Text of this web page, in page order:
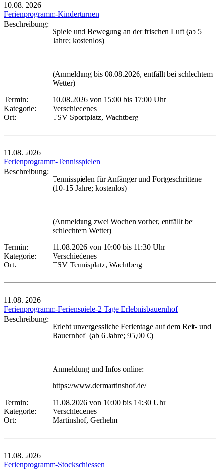
10.08. 2026
Ferienprogramm-Kinderturnen
Beschreibung:
Spiele und Bewegung an der frischen Luft (ab 5
Jahre; kostenlos)
(Anmeldung bis 08.08.2026, entfällt bei schlechtem
Wetter)
Termin:
10.08.2026 von 15:00 bis 17:00 Uhr
Kategorie:
Verschiedenes
Ort:
TSV Sportplatz, Wachtberg
11.08. 2026
Ferienprogramm-Tennisspielen
Beschreibung:
Tennisspielen für Anfänger und Fortgeschrittene
(10-15 Jahre; kostenlos)
(Anmeldung zwei Wochen vorher, entfällt bei
schlechtem Wetter)
Termin:
11.08.2026 von 10:00 bis 11:30 Uhr
Kategorie:
Verschiedenes
Ort:
TSV Tennisplatz, Wachtberg
11.08. 2026
Ferienprogramm-Ferienspiele-2 Tage Erlebnisbauernhof
Beschreibung:
Erlebt unvergessliche Ferientage auf dem Reit- und
Bauernhof (ab 6 Jahre; 95,00 €)
Anmeldung und Infos online:
https://www.dermartinshof.de/
Termin:
11.08.2026 von 10:00 bis 14:30 Uhr
Kategorie:
Verschiedenes
Ort:
Martinshof, Gerhelm
11.08. 2026
Ferienprogramm-Stockschiessen